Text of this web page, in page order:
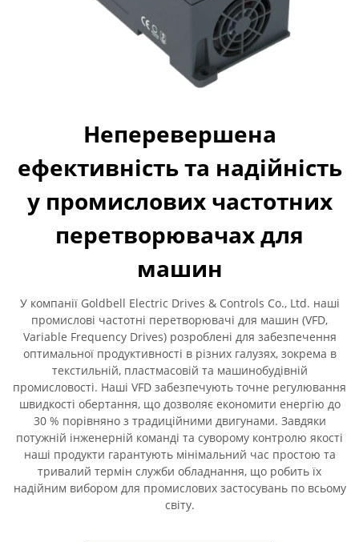
Неперевершена
ефективність та надійність
у промислових частотних
перетворювачах для
машин
У компанії Goldbell Electric Drives & Controls Co., Ltd. наші
промислові частотні перетворювачі для машин (VFD,
Variable Frequency Drives) розроблені для забезпечення
оптимальної продуктивності в різних галузях, зокрема в
текстильній, пластмасовій та машинобудівній
промисловості. Наші VFD забезпечують точне регулювання
швидкості обертання, що дозволяє економити енергію до
30 % порівняно з традиційними двигунами. Завдяки
потужній інженерній команді та суворому контролю якості
наші продукти гарантують мінімальний час простою та
тривалий термін служби обладнання, що робить їх
надійним вибором для промислових застосувань по всьому
світу.